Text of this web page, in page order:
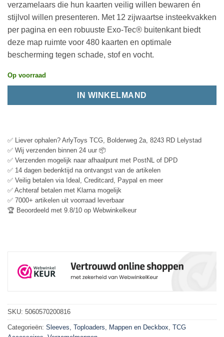
verzamelaars die hun kaarten veilig willen bewaren én
stijlvol willen presenteren. Met 12 zijwaartse insteekvakken
per pagina en een robuuste Exo-Tec® buitenkant biedt
deze map ruimte voor 480 kaarten en optimale
bescherming tegen schade, stof en vocht.
Op voorraad
IN WINKELMAND
✅ Liever ophalen? ArlyToys TCG, Bolderweg 2a, 8243 RD Lelystad
✅ Wij verzenden binnen 24 uur 📦
✅ Verzenden mogelijk naar afhaalpunt met PostNL of DPD
✅ 14 dagen bedenktijd na ontvangst van de artikelen
✅ Veilig betalen via Ideal, Creditcard, Paypal en meer
✅ Achteraf betalen met Klarna mogelijk
✅ 7000+ artikelen uit voorraad leverbaar
🏆 Beoordeeld met 9.8/10 op Webwinkelkeur
SKU: 5060570200816
Categorieën: Sleeves, Toploaders, Mappen en Deckbox, TCG